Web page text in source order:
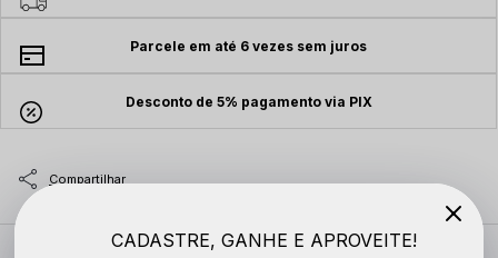
Parcele em até 6 vezes sem juros
Desconto de 5% pagamento via PIX
MODELO VESTECADASTRE, GANHE E APROVEITE!